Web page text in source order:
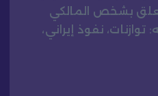
بشخص المالكي
نفوذ إيراني،